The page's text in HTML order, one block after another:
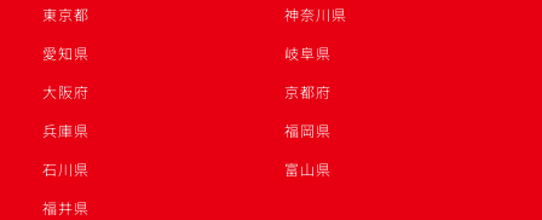
東京都
神奈川県
愛知県
岐阜県
大阪府
京都府
兵庫県
福岡県
石川県
富山県
福井県